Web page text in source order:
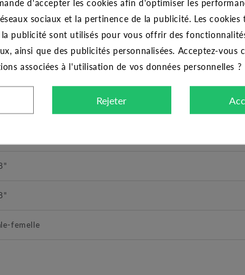
coudé
DIMENSIONS
femelle
sociaux et la pertinence de la publicité. Les cookies
la publicité sont utilisés pour vous offrir des
ainsi que des publicités personnalisées. Acceptez-vous
associées à l'utilisation de vos données personnelles ?
Rejeter